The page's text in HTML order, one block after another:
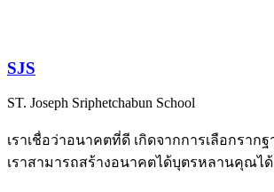
SJS
ST. Joseph Sriphetchabun School
เราเชื่อว่าอนาคตที่ดี เกิดจากการเลือกราก
เราสามารถสร้างอนาคตได้บุตรหลานคุณได้